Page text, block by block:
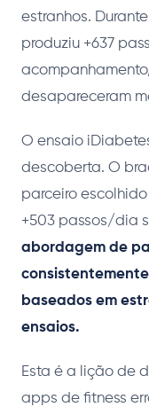
estranhos.
produziu +637
desapareceram
O ensaio
descoberta. O
parceiro
+503 passos/dia
abordagem de
baseados em
ensaios.
Esta é a lição de
apps de fitness